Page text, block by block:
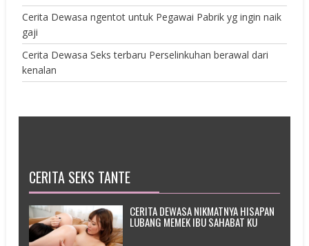
Cerita Dewasa ngentot untuk Pegawai Pabrik yg ingin naik
gaji
Cerita Dewasa Seks terbaru Perselinkuhan berawal dari
kenalan
CERITA SEKS TANTE
CERITA DEWASA NIKMATNYA HISAPAN
LUBANG MEMEK IBU SAHABAT KU